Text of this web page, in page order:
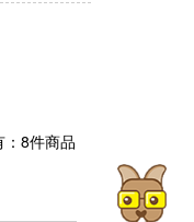
：8件商品